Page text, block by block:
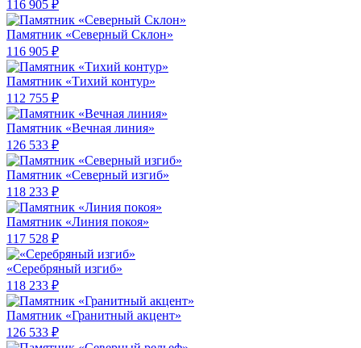
116 905 ₽
Памятник «Северный Склон»
116 905 ₽
Памятник «Тихий контур»
112 755 ₽
Памятник «Вечная линия»
126 533 ₽
Памятник «Северный изгиб»
118 233 ₽
Памятник «Линия покоя»
117 528 ₽
«Серебряный изгиб»
118 233 ₽
Памятник «Гранитный акцент»
126 533 ₽